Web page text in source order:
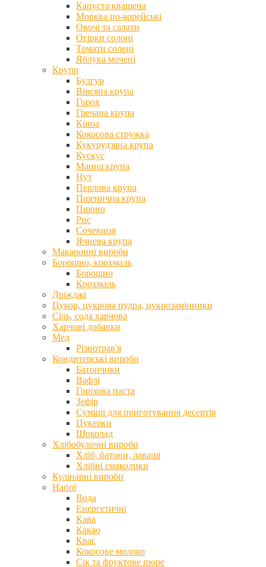
Капуста квашена
Морква по-корейські
Овочі та салати
Огірки солоні
Томати солені
Яблука мочені
Крупи
Булгур
Вівсяна крупа
Горох
Гречана крупа
Кіноа
Кокосова стружка
Кукурудзяна крупа
Кускус
Манна крупа
Нут
Перлова крупа
Пшенична крупа
Пшоно
Рис
Сочевиця
Ячнева крупа
Макаронні вироби
Борошно, крохмаль
Борошно
Крохмаль
Дріжджі
Цукор, цукрова пудра, цукрозамінники
Сіль, сода харчова
Харчові добавки
Мед
Різнотрав'я
Кондитерські вироби
Батончики
Вафлі
Горіхова паста
Зефір
Суміші для приготування десертів
Цукерки
Шоколад
Хлібобулочні вироби
Хліб, батони, лаваші
Хлібні смаколики
Кулінарні вироби
Напої
Вода
Енергетичні
Кава
Какао
Квас
Кокосове молоко
Сік та фруктове пюре